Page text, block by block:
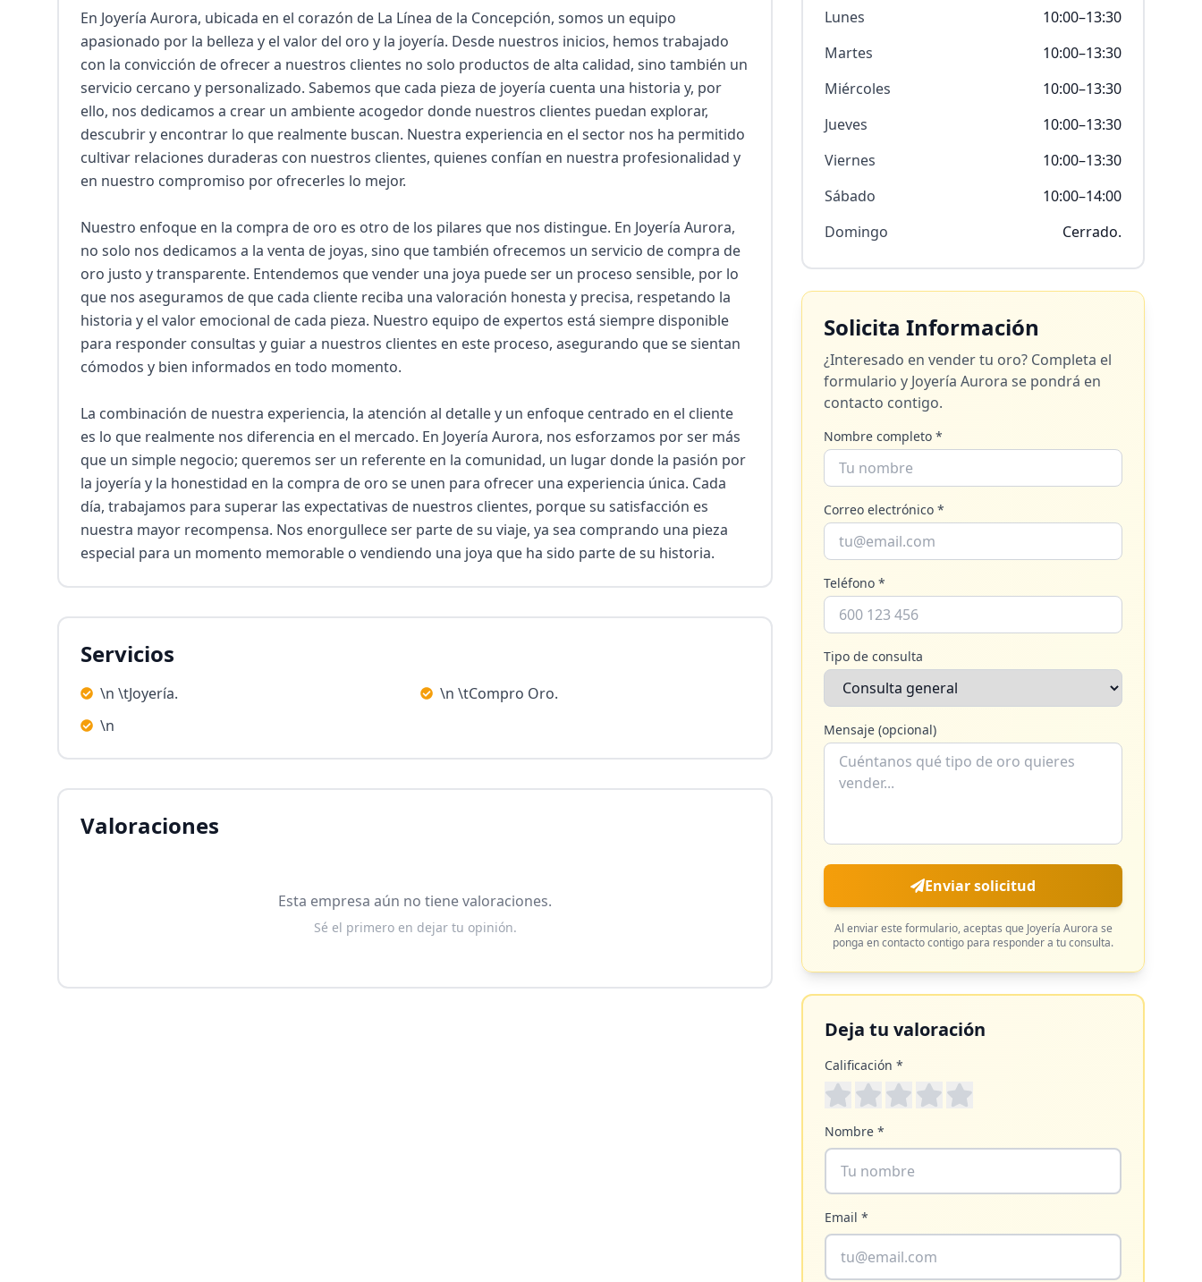
En Joyería Aurora, ubicada en el corazón de La Línea de la Concepción, somos un equipo
apasionado por la belleza y el valor del oro y la joyería. Desde nuestros inicios, hemos trabajado
con la convicción de ofrecer a nuestros clientes no solo productos de alta calidad, sino también un
servicio cercano y personalizado. Sabemos que cada pieza de joyería cuenta una historia y, por
ello, nos dedicamos a crear un ambiente acogedor donde nuestros clientes puedan explorar,
descubrir y encontrar lo que realmente buscan. Nuestra experiencia en el sector nos ha permitido
cultivar relaciones duraderas con nuestros clientes, quienes confían en nuestra profesionalidad y
en nuestro compromiso por ofrecerles lo mejor.
Nuestro enfoque en la compra de oro es otro de los pilares que nos distingue. En Joyería Aurora,
no solo nos dedicamos a la venta de joyas, sino que también ofrecemos un servicio de compra de
oro justo y transparente. Entendemos que vender una joya puede ser un proceso sensible, por lo
que nos aseguramos de que cada cliente reciba una valoración honesta y precisa, respetando la
historia y el valor emocional de cada pieza. Nuestro equipo de expertos está siempre disponible
para responder consultas y guiar a nuestros clientes en este proceso, asegurando que se sientan
cómodos y bien informados en todo momento.
La combinación de nuestra experiencia, la atención al detalle y un enfoque centrado en el cliente
es lo que realmente nos diferencia en el mercado. En Joyería Aurora, nos esforzamos por ser más
que un simple negocio; queremos ser un referente en la comunidad, un lugar donde la pasión por
la joyería y la honestidad en la compra de oro se unen para ofrecer una experiencia única. Cada
día, trabajamos para superar las expectativas de nuestros clientes, porque su satisfacción es
nuestra mayor recompensa. Nos enorgullece ser parte de su viaje, ya sea comprando una pieza
especial para un momento memorable o vendiendo una joya que ha sido parte de su historia.
Servicios
\n \tJoyería.
\n \tCompro Oro.
\n
Valoraciones
Esta empresa aún no tiene valoraciones.
Sé el primero en dejar tu opinión.
Lunes
10:00–13:30
Martes
10:00–13:30
Miércoles
10:00–13:30
Jueves
10:00–13:30
Viernes
10:00–13:30
Sábado
10:00–14:00
Domingo
Cerrado.
Solicita Información
¿Interesado en vender tu oro? Completa el
formulario y Joyería Aurora se pondrá en
contacto contigo.
Nombre completo *
Correo electrónico *
Teléfono *
Tipo de consulta
Mensaje (opcional)
Enviar solicitud
Al enviar este formulario, aceptas que Joyería Aurora se
ponga en contacto contigo para responder a tu consulta.
Deja tu valoración
Calificación *
Nombre *
Email *